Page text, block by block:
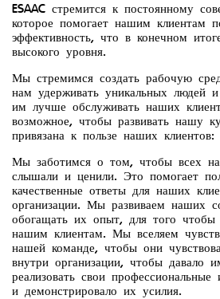
ESAAC стремится к постоянному
которое помогает нашим клиентам
эффективность, что в конечном
высокого уровня.
Мы стремимся создать рабочую
нам удерживать уникальных людей
им лучше обслуживать наших
возможное, чтобы развивать нашу
привязана к пользе наших клиентов:
Мы заботимся о том, чтобы всех
слышали и ценили. Это помогает
качественные ответы для наших
организации. Мы развиваем наших
обогащать их опыт, для того чтобы
нашим клиентам. Мы вселяем
нашей команде, чтобы они
внутри организации, чтобы давало
реализовать свои
и демонстрировало их усилия.